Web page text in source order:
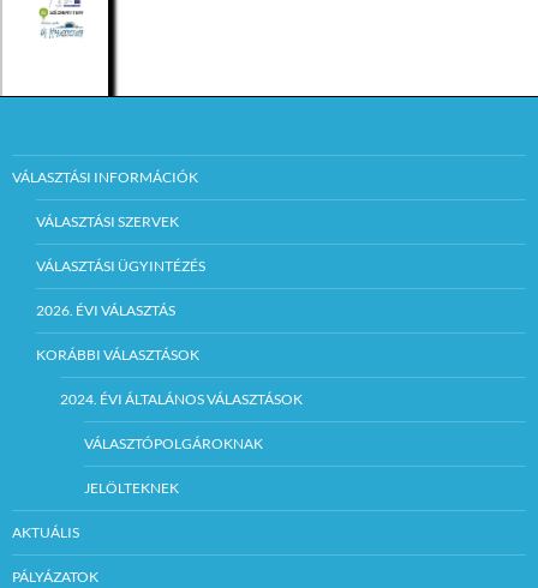
VÁLASZTÁSI INFORMÁCIÓK
VÁLASZTÁSI SZERVEK
VÁLASZTÁSI ÜGYINTÉZÉS
2026. ÉVI VÁLASZTÁS
KORÁBBI VÁLASZTÁSOK
2024. ÉVI ÁLTALÁNOS VÁLASZTÁSOK
VÁLASZTÓPOLGÁROKNAK
JELÖLTEKNEK
AKTUÁLIS
PÁLYÁZATOK